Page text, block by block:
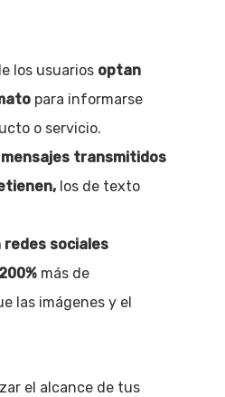
los usuarios optan
para informarse
o servicio.
mensajes transmitidos
los de texto
redes sociales
más de
las imágenes y el
el alcance de tus